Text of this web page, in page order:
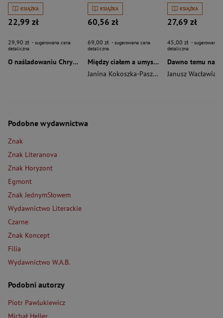
KSIĄŻKA
22,99 zł
29,90 zł - sugerowana cena
detaliczna
O naśladowaniu Chrystusa wyd. 2026
KSIĄŻKA
60,56 zł
69,00 zł - sugerowana cena
detaliczna
Między ciałem a umysłem
Janina Kokoszka-Paszkot
Piotr Wierzbiński
KSIĄŻKA
27,69 zł
45,00 zł - sugerowana
detaliczna
Janusz Wacławiak
Podobne wydawnictwa
Znak
Znak Literanova
Znak Horyzont
Egmont
Znak JednymSłowem
Wydawnictwo Literackie
Czarne
Znak Koncept
Filia
Wydawnictwo W.A.B.
Podobni autorzy
Piotr Pawlukiewicz
Michał Heller